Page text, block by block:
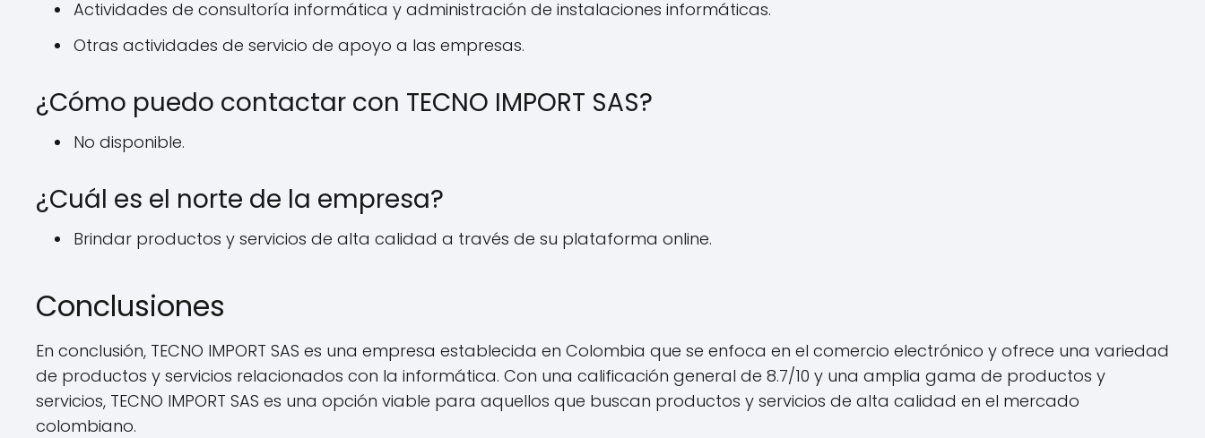
Actividades de consultoría informática y administración de instalaciones informáticas.
Otras actividades de servicio de apoyo a las empresas.
¿Cómo puedo contactar con TECNO IMPORT SAS?
No disponible.
¿Cuál es el norte de la empresa?
Brindar productos y servicios de alta calidad a través de su plataforma online.
Conclusiones
En conclusión, TECNO IMPORT SAS es una empresa establecida en Colombia que se enfoca en el comercio electrónico y ofrece una variedad
de productos y servicios relacionados con la informática. Con una calificación general de 8.7/10 y una amplia gama de productos y
servicios, TECNO IMPORT SAS es una opción viable para aquellos que buscan productos y servicios de alta calidad en el mercado
colombiano.